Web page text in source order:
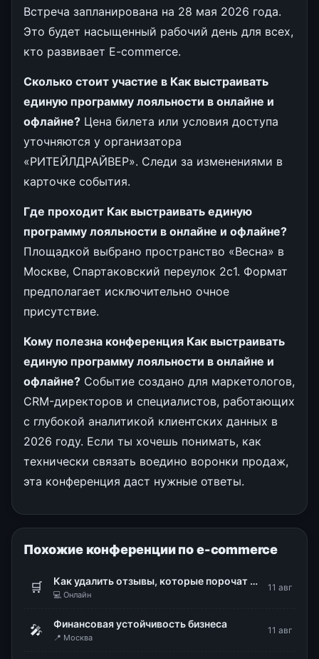
Встреча запланирована на 28 мая 2026 года.
Это будет насыщенный рабочий день для всех,
кто развивает E-commerce.
Сколько стоит участие в Как выстраивать
единую программу лояльности в онлайне и
офлайне? Цена билета или условия доступа
уточняются у организатора
«РИТЕЙЛДРАЙВЕР». Следи за изменениями в
карточке события.
Где проходит Как выстраивать единую
программу лояльности в онлайне и офлайне?
Площадкой выбрано пространство «Весна» в
Москве, Спартаковский переулок 2с1. Формат
предполагает исключительно очное
присутствие.
Кому полезна конференция Как выстраивать
единую программу лояльности в онлайне и
офлайне? Событие создано для маркетологов,
CRM-директоров и специалистов, работающих
с глубокой аналитикой клиентских данных в
2026 году. Если ты хочешь понимать, как
технически связать воедино воронки продаж,
эта конференция даст нужные ответы.
Похожие конференции по e-commerce
🛒 Как удалить отзывы, которые порочат репутацию бизнеса
💻 Онлайн
11 авг
🎤 Финансовая устойчивость бизнеса
📍 Москва
11 авг